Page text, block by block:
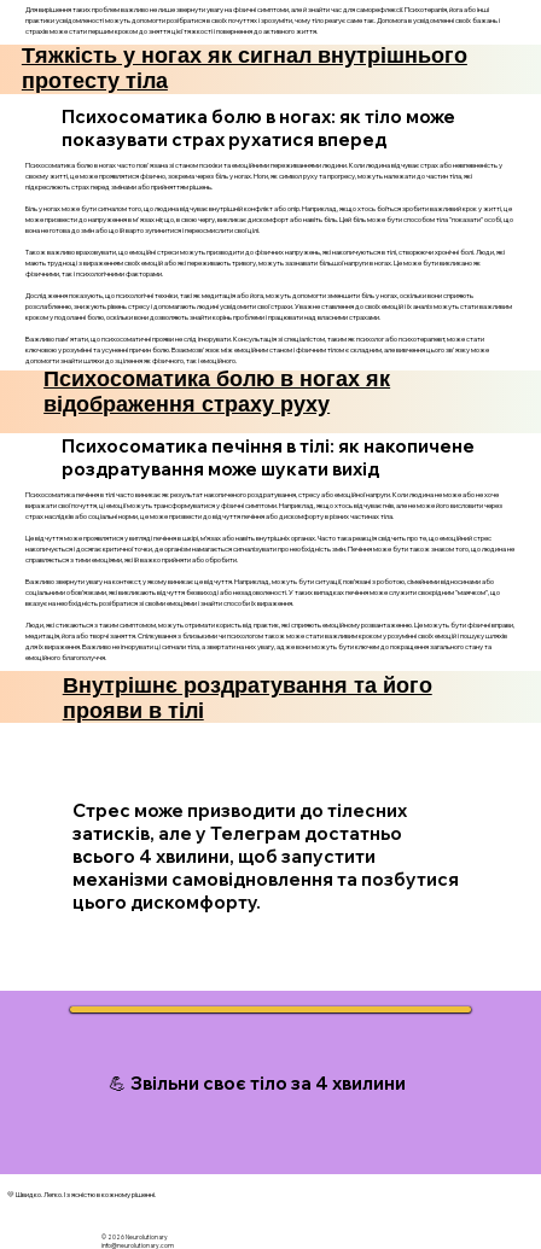
Для вирішення таких проблем важливо не лише звернути увагу на фізичні симптоми, але й знайти час для саморефлексії. Психотерапія, йога або інші
практики усвідомленості можуть допомогти розібратися в своїх почуттях і зрозуміти, чому тіло реагує саме так. Допомога в усвідомленні своїх бажань і
страхів може стати першим кроком до зняття цієї тяжкості і повернення до активного життя.
Тяжкість у ногах як сигнал внутрішнього
протесту тіла
Психосоматика болю в ногах: як тіло може
показувати страх рухатися вперед
Психосоматика болю в ногах часто пов'язана зі станом психіки та емоційними переживаннями людини. Коли людина відчуває страх або невпевненість у
своєму житті, це може проявлятися фізично, зокрема через біль у ногах. Ноги, як символ руху та прогресу, можуть належати до частин тіла, які
підкреслюють страх перед змінами або прийняттям рішень.
Біль у ногах може бути сигналом того, що людина відчуває внутрішній конфлікт або опір. Наприклад, якщо хтось боїться зробити важливий крок у житті, це
може призвести до напруження в м'язах ніг, що, в свою чергу, викликає дискомфорт або навіть біль. Цей біль може бути способом тіла "показати" особі, що
вона не готова до змін або що їй варто зупинитися і переосмислити свої цілі.
Також важливо враховувати, що емоційні стреси можуть призводити до фізичних напружень, які накопичуються в тілі, створюючи хронічні болі. Люди, які
мають труднощі з вираженням своїх емоцій або які переживають тривогу, можуть зазнавати більшої напруги в ногах. Це може бути викликано як
фізичними, так і психологічними факторами.
Дослідження показують, що психологічні техніки, такі як медитація або йога, можуть допомогти зменшити біль у ногах, оскільки вони сприяють
розслабленню, знижують рівень стресу і допомагають людині усвідомити свої страхи. Уважне ставлення до своїх емоцій і їх аналіз можуть стати важливим
кроком у подоланні болю, оскільки вони дозволяють знайти корінь проблеми і працювати над власними страхами.
Важливо пам'ятати, що психосоматичні прояви не слід ігнорувати. Консультація зі спеціалістом, таким як психолог або психотерапевт, може стати
ключовою у розумінні та усуненні причин болю. Взаємозв'язок між емоційним станом і фізичним тілом є складним, але вивчення цього зв'язку може
допомогти знайти шляхи до зцілення як фізичного, так і емоційного.
Психосоматика болю в ногах як
відображення страху руху
Психосоматика печіння в тілі: як накопичене
роздратування може шукати вихід
Психосоматика печіння в тілі часто виникає як результат накопиченого роздратування, стресу або емоційної напруги. Коли людина не може або не хоче
виражати свої почуття, ці емоції можуть трансформуватися у фізичні симптоми. Наприклад, якщо хтось відчуває гнів, але не може його висловити через
страх наслідків або соціальні норми, це може призвести до відчуття печіння або дискомфорту в різних частинах тіла.
Це відчуття може проявлятися у вигляді печіння в шкірі, м’язах або навіть внутрішніх органах. Часто така реакція свідчить про те, що емоційний стрес
накопичується і досягає критичної точки, де організм намагається сигналізувати про необхідність змін. Печіння може бути також знаком того, що людина не
справляється з тими емоціями, які їй важко прийняти або обробити.
Важливо звернути увагу на контекст, у якому виникає це відчуття. Наприклад, можуть бути ситуації, пов’язані з роботою, сімейними відносинами або
соціальними обов’язками, які викликають відчуття безвиході або незадоволеності. У таких випадках печіння може служити своєрідним "маячком", що
вказує на необхідність розібратися зі своїми емоціями і знайти способи їх вираження.
Люди, які стикаються з таким симптомом, можуть отримати користь від практик, які сприяють емоційному розвантаженню. Це можуть бути фізичні вправи,
медитація, йога або творчі заняття. Спілкування з близькими чи психологом також може стати важливим кроком у розумінні своїх емоцій і пошуку шляхів
для їх вираження. Важливо не ігнорувати ці сигнали тіла, а звертати на них увагу, адже вони можуть бути ключем до покращення загального стану та
емоційного благополуччя.
Внутрішнє роздратування та його
прояви в тілі
Стрес може призводити до тілесних
затисків, але у Телеграм достатньо
всього 4 хвилини, щоб запустити
механізми самовідновлення та позбутися
цього дискомфорту.
💪 Звільни своє тіло за 4 хвилини
💛 Швидко. Легко. І з ясністю в кожному рішенні.
© 2026 Neurolutionary
info@neurolutionary.com